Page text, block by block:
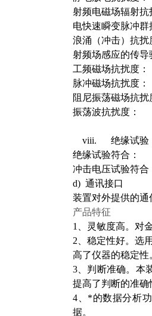
射频电磁场辐射抗
电快速瞬变脉冲群
浪涌（冲击）抗扰
射频场感应的传导
工频磁场抗扰度：
脉冲磁场抗扰度：
阻尼振荡磁场抗扰
振荡波抗扰度：
viii. 绝缘试验
绝缘试验符合：
冲击电压试验符合
d) 通讯接口
装置对外提供的通
产品特征
1、灵敏度高。对
2、稳定性好。选
高了仪器的稳定性
3、判断准确。本
提高了判断的准确
4、*的数据分析
据。